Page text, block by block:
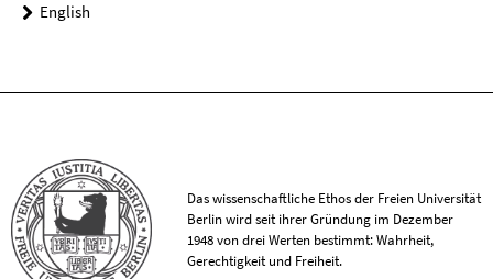
English
Das wissenschaftliche Ethos der Freien Universität
Berlin wird seit ihrer Gründung im Dezember
1948 von drei Werten bestimmt: Wahrheit,
Gerechtigkeit und Freiheit.